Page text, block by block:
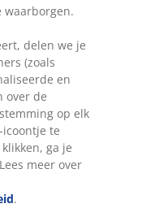
waarborgen.
delen we je
(zoals
en
over de
op elk
te
ga je
meer over
.